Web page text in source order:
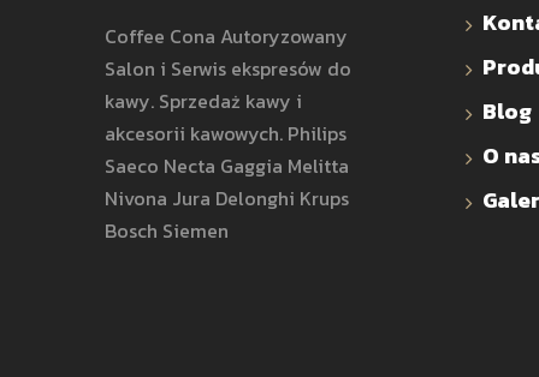
Coffee Cona Autoryzowany
Salon i Serwis ekspresów do
kawy. Sprzedaż kawy i
akcesorii kawowych. Philips
Saeco Necta Gaggia Melitta
Nivona Jura Delonghi Krups
Bosch Siemen
Blog
O